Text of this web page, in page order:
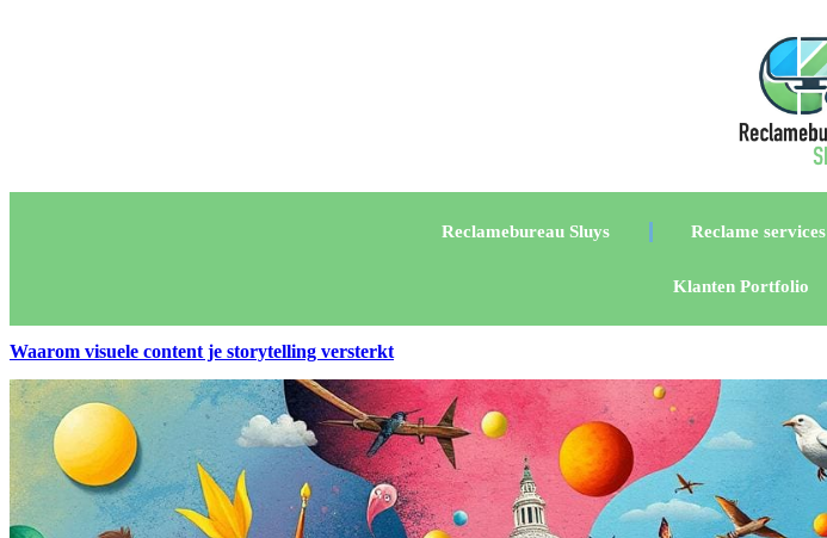
Reclamebureau Sluys Reclame services
Klanten Portfolio
Waarom visuele content je storytelling versterkt